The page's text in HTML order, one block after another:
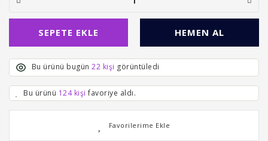
SEPETE EKLE HEMEN AL
Bu ürünü bugün 22 kişi görüntüledi
Bu ürünü 124 kişi favoriye aldı.